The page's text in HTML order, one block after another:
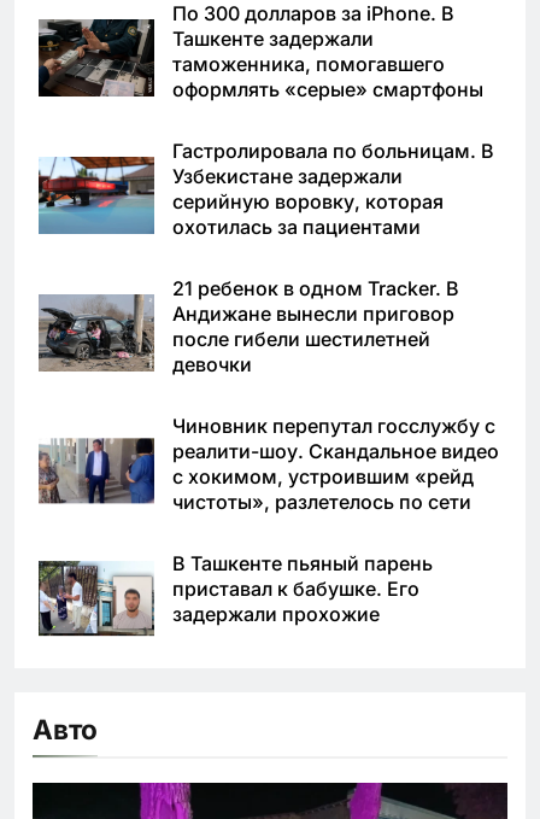
По 300 долларов за iPhone. В
Ташкенте задержали
таможенника, помогавшего
оформлять «серые» смартфоны
Гастролировала по больницам. В
Узбекистане задержали
серийную воровку, которая
охотилась за пациентами
21 ребенок в одном Tracker. В
Андижане вынесли приговор
после гибели шестилетней
девочки
Чиновник перепутал госслужбу с
реалити-шоу. Скандальное видео
с хокимом, устроившим «рейд
чистоты», разлетелось по сети
В Ташкенте пьяный парень
приставал к бабушке. Его
задержали прохожие
Авто